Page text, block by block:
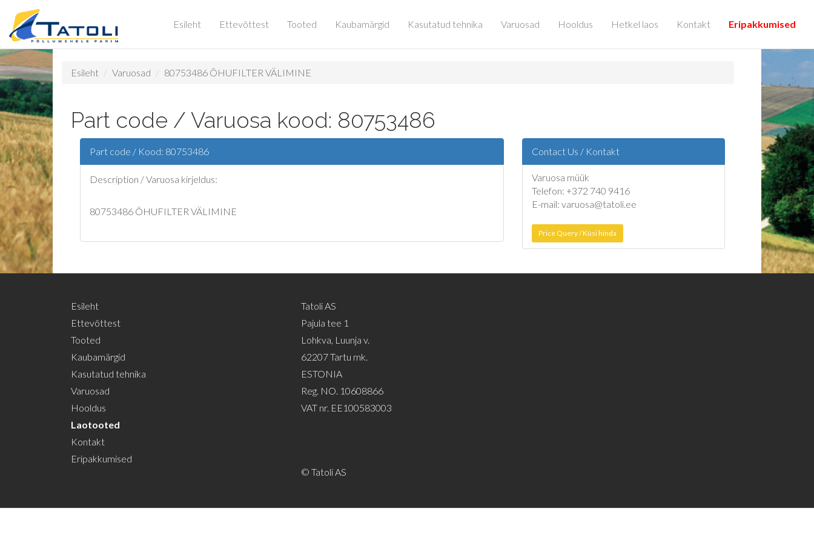
Esileht Ettevõttest Tooted Kaubamärgid Kasutatud tehnika Varuosad Hooldus Hetkel laos Kontakt Eripakkumised
Esileht Varuosad 80753486 ÕHUFILTER VÄLIMINE
Part code / Varuosa kood: 80753486
Part code / Kood: 80753486
Description / Varuosa kirjeldus:
80753486 ÕHUFILTER VÄLIMINE
Contact Us / Kontakt
Varuosa müük
Telefon: +372 740 9416
E-mail: varuosa@tatoli.ee
Price Query / Küsi hinda
Esileht
Ettevõttest
Tooted
Kaubamärgid
Kasutatud tehnika
Varuosad
Hooldus
Laotooted
Kontakt
Eripakkumised
Tatoli AS
Pajula tee 1
Lohkva, Luunja v.
62207 Tartu mk.
ESTONIA
Reg. NO. 10608866
VAT nr. EE100583003
© Tatoli AS